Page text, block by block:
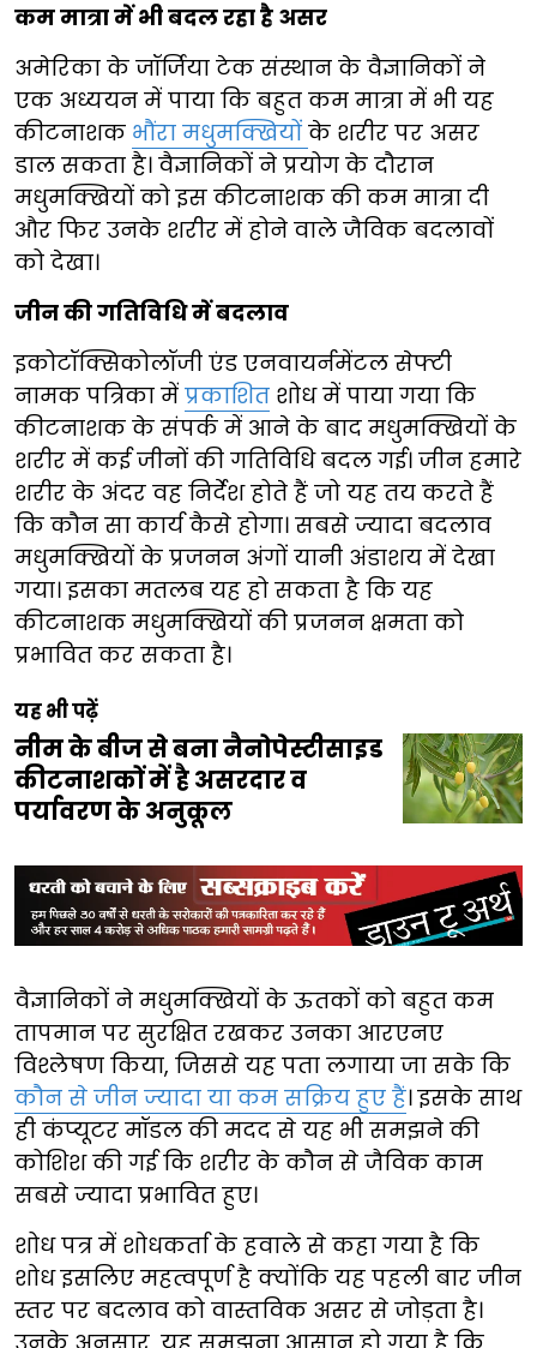
कम मात्रा में भी बदल रहा है असर
अमेरिका के जॉर्जिया टेक संस्थान के वैज्ञानिकों ने
एक अध्ययन में पाया कि बहुत कम मात्रा में भी यह
कीटनाशक भौंरा मधुमक्खियों के शरीर पर असर
डाल सकता है। वैज्ञानिकों ने प्रयोग के दौरान
मधुमक्खियों को इस कीटनाशक की कम मात्रा दी
और फिर उनके शरीर में होने वाले जैविक बदलावों
को देखा।
जीन की गतिविधि में बदलाव
इकोटॉक्सिकोलॉजी एंड एनवायर्नमेंटल सेफ्टी
नामक पत्रिका में प्रकाशित शोध में पाया गया कि
कीटनाशक के संपर्क में आने के बाद मधुमक्खियों के
शरीर में कई जीनों की गतिविधि बदल गई। जीन हमारे
शरीर के अंदर वह निर्देश होते हैं जो यह तय करते हैं
कि कौन सा कार्य कैसे होगा। सबसे ज्यादा बदलाव
मधुमक्खियों के प्रजनन अंगों यानी अंडाशय में देखा
गया। इसका मतलब यह हो सकता है कि यह
कीटनाशक मधुमक्खियों की प्रजनन क्षमता को
प्रभावित कर सकता है।
यह भी पढ़ें
नीम के बीज से बना नैनोपेस्टीसाइड
कीटनाशकों में है असरदार व
पर्यावरण के अनुकूल
वैज्ञानिकों ने मधुमक्खियों के ऊतकों को बहुत कम
तापमान पर सुरक्षित रखकर उनका आरएनए
विश्लेषण किया, जिससे यह पता लगाया जा सके कि
कौन से जीन ज्यादा या कम सक्रिय हुए हैं। इसके साथ
ही कंप्यूटर मॉडल की मदद से यह भी समझने की
कोशिश की गई कि शरीर के कौन से जैविक काम
सबसे ज्यादा प्रभावित हुए।
शोध पत्र में शोधकर्ता के हवाले से कहा गया है कि
शोध इसलिए महत्वपूर्ण है क्योंकि यह पहली बार जीन
स्तर पर बदलाव को वास्तविक असर से जोड़ता है।